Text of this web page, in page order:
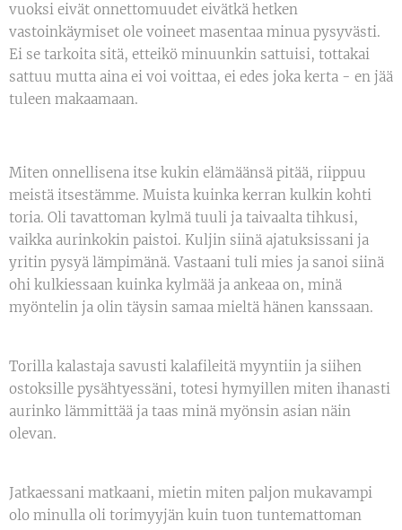
vuoksi eivät onnettomuudet eivätkä hetken
vastoinkäymiset ole voineet masentaa minua pysyvästi.
Ei se tarkoita sitä, etteikö minuunkin sattuisi, tottakai
sattuu mutta aina ei voi voittaa, ei edes joka kerta - en jää
tuleen makaamaan.
Miten onnellisena itse kukin elämäänsä pitää, riippuu
meistä itsestämme. Muista kuinka kerran kulkin kohti
toria. Oli tavattoman kylmä tuuli ja taivaalta tihkusi,
vaikka aurinkokin paistoi. Kuljin siinä ajatuksissani ja
yritin pysyä lämpimänä. Vastaani tuli mies ja sanoi siinä
ohi kulkiessaan kuinka kylmää ja ankeaa on, minä
myöntelin ja olin täysin samaa mieltä hänen kanssaan.
Torilla kalastaja savusti kalafileitä myyntiin ja siihen
ostoksille pysähtyessäni, totesi hymyillen miten ihanasti
aurinko lämmittää ja taas minä myönsin asian näin
olevan.
Jatkaessani matkaani, mietin miten paljon mukavampi
olo minulla oli torimyyjän kuin tuon tuntemattoman